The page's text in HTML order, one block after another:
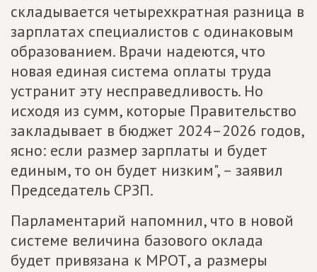
складывается четырехкратная разница в
зарплатах специалистов с одинаковым
образованием. Врачи надеются, что
новая единая система оплаты труда
устранит эту несправедливость. Но
исходя из сумм, которые Правительство
закладывает в бюджет 2024–2026 годов,
ясно: если размер зарплаты и будет
единым, то он будет низким", – заявил
Председатель СРЗП.
Парламентарий напомнил, что в новой
системе величина базового оклада
будет привязана к МРОТ, а размеры